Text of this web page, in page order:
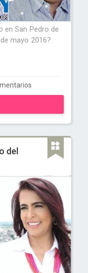
en San Pedro de
mayo 2016?
del